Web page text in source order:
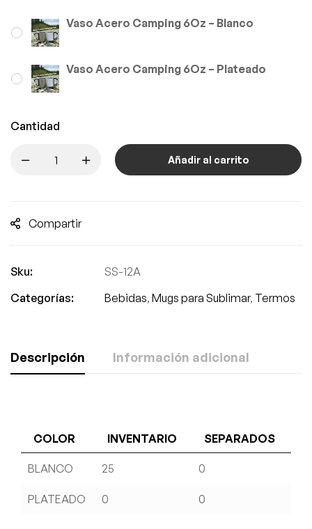
Vaso Acero Camping 6Oz – Blanco
Vaso Acero Camping 6Oz – Plateado
Cantidad
Añadir al carrito
Compartir
Sku:
SS-12A
Categorías:
Bebidas, Mugs para Sublimar, Termos
Descripción Información adicional
COLOR INVENTARIO SEPARADOS
BLANCO 25 0
PLATEADO 0 0